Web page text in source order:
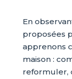
En
proposées
apprenons
maison :
reformuler,